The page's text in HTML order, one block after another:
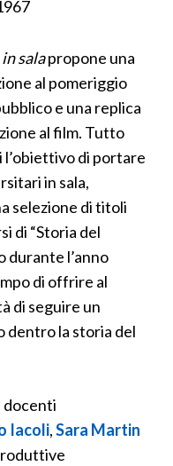
salapropone una
al pomeriggio
e una replica
al film. Tutto
di portare
in sala,
selezione di titoli
di “Storia del
durante l’anno
di offrire al
di seguire un
dentro la storia del
docenti
Iacoli,Sara Martin